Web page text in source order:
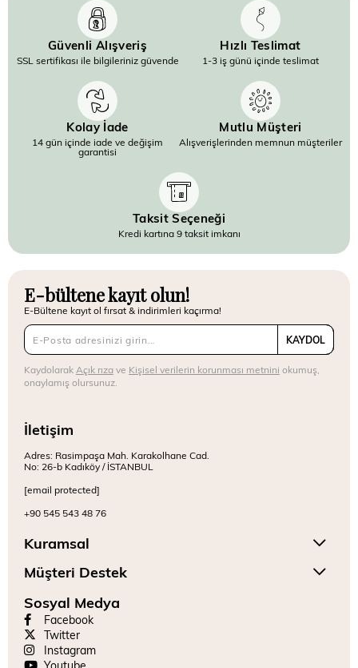
Güvenli Alışveriş
SSL sertifikası ile bilgileriniz güvende
Hızlı Teslimat
1-3 iş günü içinde teslimat
Kolay İade
14 gün içinde iade ve değişim
garantisi
Mutlu Müşteri
Alışverişlerinden memnun müşteriler
Taksit Seçeneği
Kredi kartına 9 taksit imkanı
E-bültene kayıt olun!
E-Bültene kayıt ol fırsat & indirimleri kaçırma!
KAYDOL
Kaydolarak Açık rızave Kişisel verilerin korunması metnini okumuş,
onaylamış olursunuz.
İletişim
Adres: Rasimpaşa Mah. Karakolhane Cad.
No: 26-b Kadıköy / İSTANBUL
[email protected]
+90 545 543 48 76
Kuramsal
Müşteri Destek
Sosyal Medya
Facebook
Twitter
Instagram
Youtube